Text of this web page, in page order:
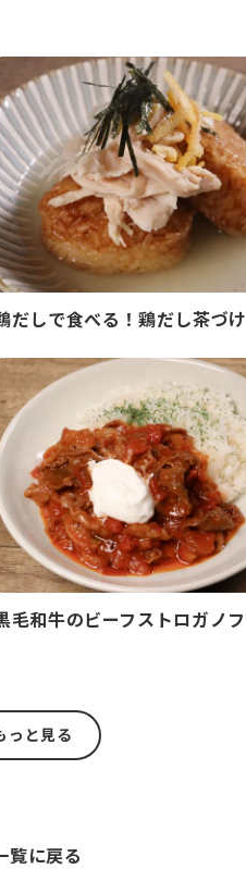
だしで食べる！鶏だし茶づけ
毛和牛のビーフストロガノフ
っと見る
覧に戻る